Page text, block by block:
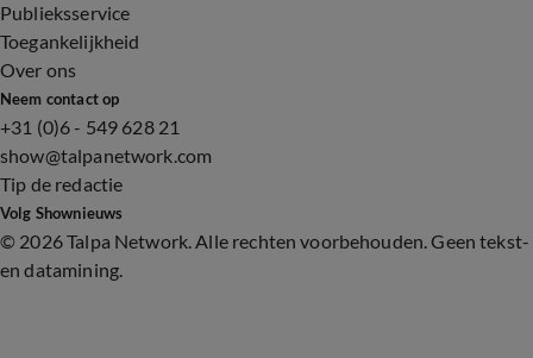
Publieksservice
Toegankelijkheid
Over ons
Neem contact op
+31 (0)6 - 549 628 21
show@talpanetwork.com
Tip de redactie
Volg Shownieuws
© 2026 Talpa Network. Alle rechten voorbehouden. Geen tekst-
en datamining.